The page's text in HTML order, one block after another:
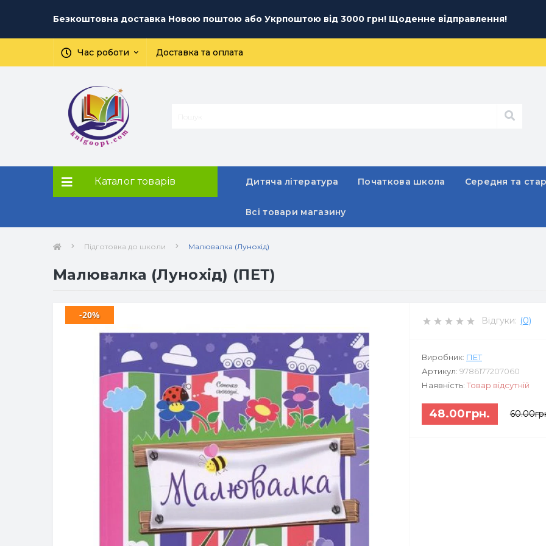
Безкоштовна доставка Новою поштою або Укрпоштою від 3000 грн! Щоденне відправлення!
Час роботи Доставка та оплата
Каталог товарів Дитяча література Початкова школа Середня та
Всі товари магазину
Підготовка до школи Малювалка (Лунохід)
Малювалка (Лунохід) (ПЕТ)
-20% Відгуки: (0)
Виробник: ПЕТ
Артикул: 9786177207060
Наявність: Товар відсутній
48.00грн.